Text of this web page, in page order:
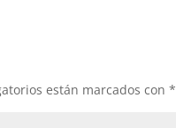
están marcados con*